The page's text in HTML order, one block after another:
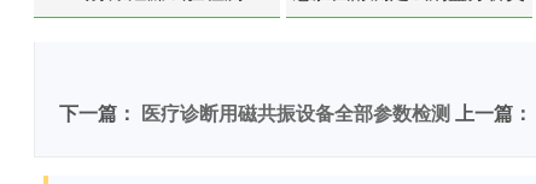
下一篇： 医疗诊断用磁共振设备全部参数检测 上一篇：